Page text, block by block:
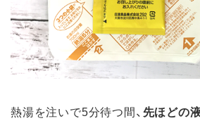
熱湯を注いで5分待つ間、 先ほどの